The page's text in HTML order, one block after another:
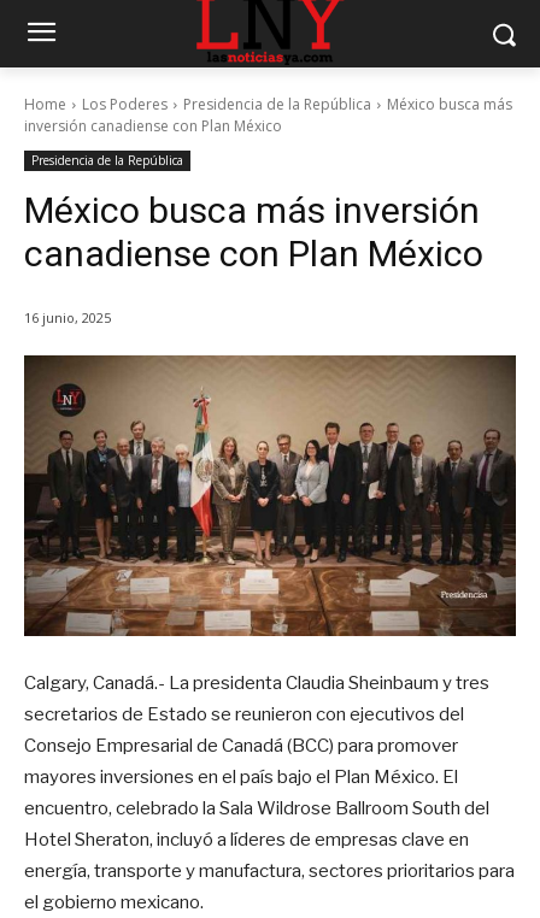
Home Los Poderes Presidencia de la República
México busca más
inversión canadiense con Plan México
Presidencia de la República
México busca más inversión
canadiense con Plan México
16 junio, 2025
Calgary, Canadá.- La presidenta Claudia Sheinbaum y tres
secretarios de Estado se reunieron con ejecutivos del
Consejo Empresarial de Canadá (BCC) para promover
mayores inversiones en el país bajo el Plan México. El
encuentro, celebrado la Sala Wildrose Ballroom South del
Hotel Sheraton, incluyó a líderes de empresas clave en
energía, transporte y manufactura, sectores prioritarios para
el gobierno mexicano.